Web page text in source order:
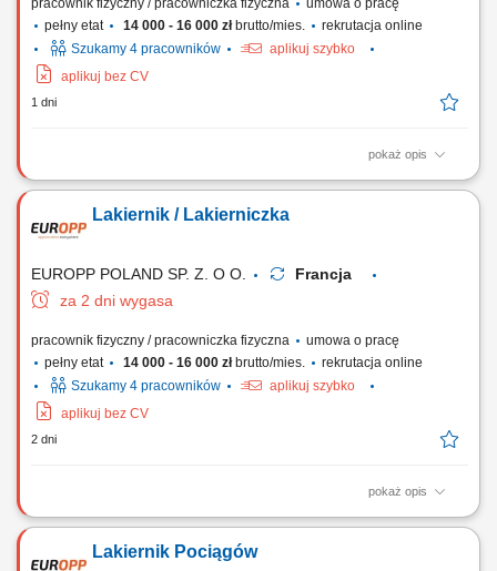
pracownik fizyczny / pracowniczka fizyczna
umowa o pracę
pełny etat
14 000 - 16 000 złbrutto/mies.
rekrutacja online
Szukamy 4 pracowników
aplikuj szybko
aplikuj bez CV
1 dni
pokaż opis
Zadania Wykonywanie prac lakierniczych w specjalistycznej kabinie na
lakierowaniem: czyszczenie, odtłuszczanie, szlifowanie oraz oklejanie
powierzchni; Przygotowywanie mieszanek lakierniczych według
Lakiernik / Lakierniczka
EUROPP POLAND SP. Z. O O.
Francja
za 2 dni wygasa
pracownik fizyczny / pracowniczka fizyczna
umowa o pracę
pełny etat
14 000 - 16 000 złbrutto/mies.
rekrutacja online
Szukamy 4 pracowników
aplikuj szybko
aplikuj bez CV
2 dni
pokaż opis
Zadania Lakierowanie pociągów oraz wagonów osobowych w kabinie
powierzchni pod lakierowanie, w tym szlifowanie, maskowanie oraz
Lakiernik Pociągów